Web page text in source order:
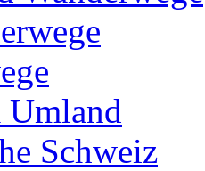
Schweiz